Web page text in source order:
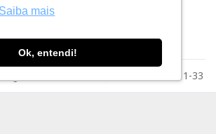
Saiba mais
Ok, entendi!
Engenharia LTDA. CNPJ: 78.023.116/0001-33